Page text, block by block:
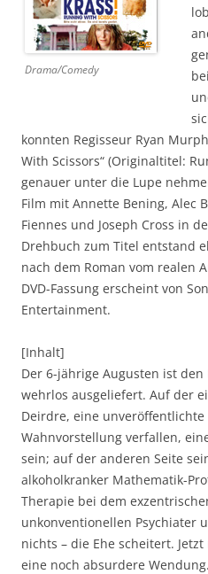
Drama/Comedy
konnten Regisseur Ryan
With Scissors“ (Originaltitel:
genauer unter die Lupe
Film mit Annette Bening, Alec
Fiennes und Joseph Cross in
Drehbuch zum Titel entstand
nach dem Roman vom realen
DVD-Fassung erscheint von
Entertainment.
[Inhalt]
Der 6-jährige Augusten ist
wehrlos ausgeliefert. Auf der
Deirdre, eine
Wahnvorstellung verfallen,
sein; auf der anderen Seite
alkoholkranker Mathematik-
Therapie bei dem
unkonventionellen Psychiater
nichts – die Ehe scheitert.
eine noch absurdere